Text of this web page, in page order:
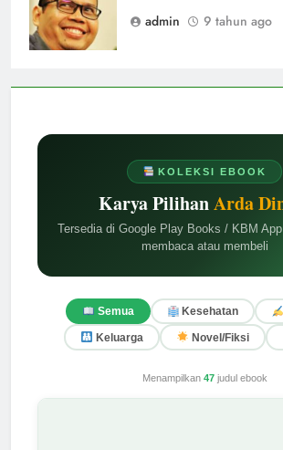
KOLEKSI EBOOK
Karya PilihanArda
Tersedia di Google Play Books / KBM
membaca atau membeli
Semua Kesehatan
Keluarga Novel/Fiksi
Menampilkan 47judul ebook
admin
9 tahun ago